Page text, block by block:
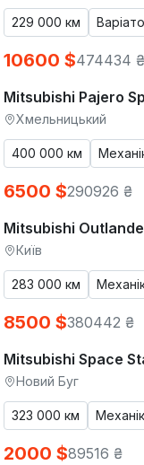
229 000 км
10600 $474434 ₴
Mitsubishi Pajero
Хмельницький
400 000 км
6500 $290926 ₴
Mitsubishi
Київ
283 000 км
8500 $380442 ₴
Mitsubishi Space
Новий Буг
323 000 км
2000 $89516 ₴